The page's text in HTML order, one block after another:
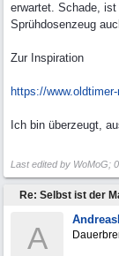
erwartet. Schade,
Sprühdosenzeug
Zur Inspiration
https://
Ich bin überzeugt,
Last edited by WoMoG;
A